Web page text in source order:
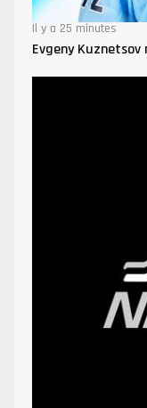
Il y a 25 minutes
Evgeny